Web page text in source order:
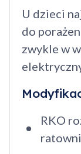
U dzieci
do
zwykle w
RKO